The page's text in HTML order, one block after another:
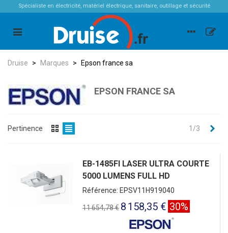
Spécialiste en électricité, matériel électrique, sanitaire, outillage et sécurité
Druise > Marques > Epson france sa
EPSON FRANCE SA
Pertinence 1/3
EB-1485FI LASER ULTRA COURTE
5000 LUMENS FULL HD
Référence: EPSV11H919040
11 654,78 € 8 158,35 € 30%